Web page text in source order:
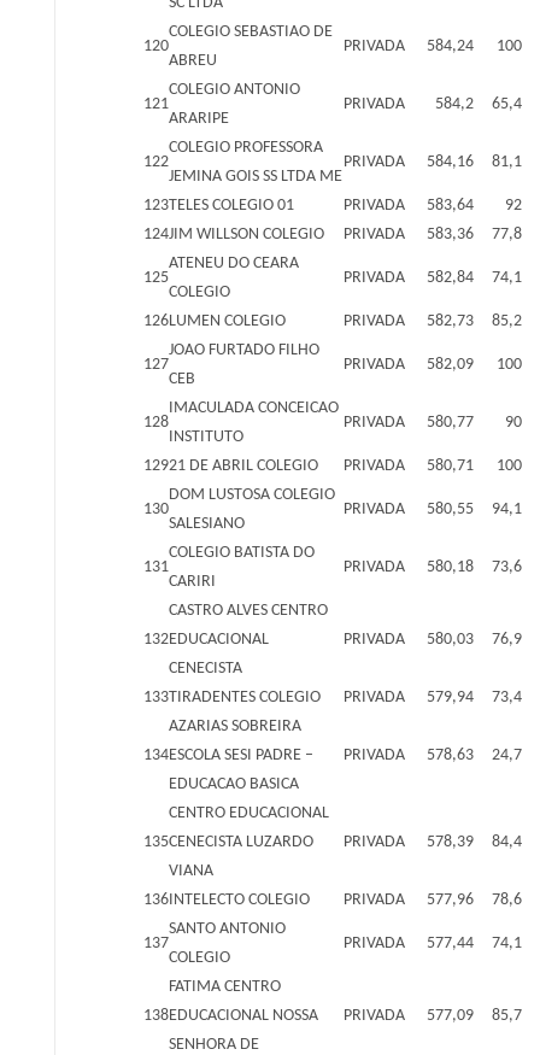
120
COLEGIO SEBASTIAO DE
ABREU
PRIVADA 584,24 100
121
COLEGIO ANTONIO
ARARIPE
PRIVADA 584,2 65,4
122
COLEGIO PROFESSORA
JEMINA GOIS SS LTDA ME
PRIVADA 584,16 81,1
123TELES COLEGIO 01 PRIVADA 583,64
92
124JIM WILLSON COLEGIO PRIVADA 583,36 77,8
125
ATENEU DO CEARA
COLEGIO
PRIVADA 582,84 74,1
126LUMEN COLEGIO PRIVADA 582,73 85,2
127
JOAO FURTADO FILHO
CEB
PRIVADA 582,09 100
128
IMACULADA CONCEICAO
INSTITUTO
PRIVADA 580,77 90
12921 DE ABRIL COLEGIO PRIVADA 580,71 100
130
DOM LUSTOSA COLEGIO
SALESIANO
PRIVADA 580,55 94,1
131
COLEGIO BATISTA DO
CARIRI
PRIVADA 580,18 73,6
132
CASTRO ALVES CENTRO
EDUCACIONAL
CENECISTA
PRIVADA 580,03 76,9
133TIRADENTES COLEGIO PRIVADA 579,94 73,4
134
AZARIAS SOBREIRA
ESCOLA SESI PADRE –
EDUCACAO BASICA
PRIVADA 578,63 24,7
135
CENTRO EDUCACIONAL
CENECISTA LUZARDO
VIANA
PRIVADA 578,39 84,4
136INTELECTO COLEGIO PRIVADA 577,96 78,6
137
SANTO ANTONIO
COLEGIO
PRIVADA 577,44 74,1
138
FATIMA CENTRO
EDUCACIONAL NOSSA
SENHORA DE
PRIVADA 577,09 85,7